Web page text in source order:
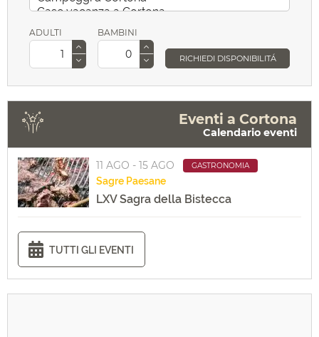
ADULTI BAMBINI
RICHIEDI DISPONIBILITÁ
Eventi a Cortona
Calendario eventi
11 AGO - 15 AGO GASTRONOMIA
Sagre Paesane
LXV Sagra della Bistecca
TUTTI GLI EVENTI